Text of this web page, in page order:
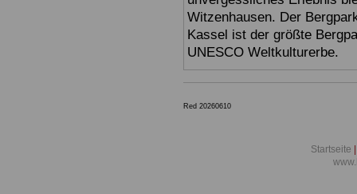
Witzenhausen. Der
Kassel ist der größte
UNESCO Weltkulturerbe.
Red 20260610
Startseite